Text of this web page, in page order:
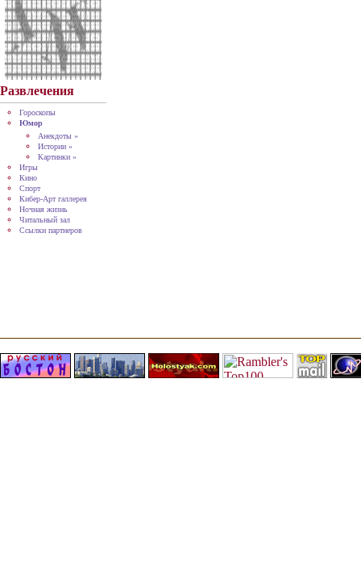
Развлечения
Гороскопы
Юмор
Анекдоты »
Истории »
Картинки »
Игры
Кино
Спорт
Кибер-Арт галлерея
Ночная жизнь
Читальный зал
Ссылки партнеров